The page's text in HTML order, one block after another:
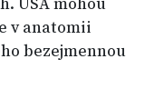
v anatomii
bezejmennou